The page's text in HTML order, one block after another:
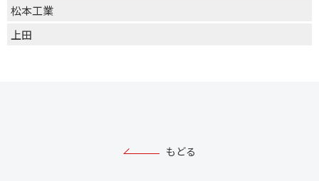
松本工業
上田
もどる